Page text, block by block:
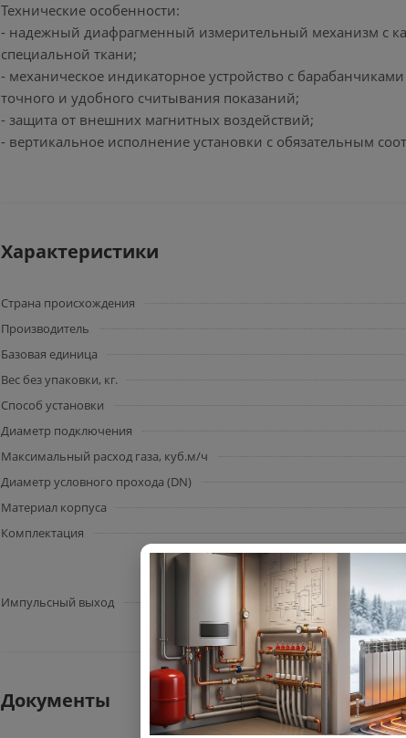
Технические особенности:
- надежный диафрагменный измерительный механизм с
специальной ткани;
- механическое индикаторное устройство с
точного и удобного считывания показаний;
- защита от внешних магнитных воздействий;
- вертикальное исполнение установки с обязательным
Характеристики
Страна происхождения
Производитель
Базовая единица
Вес без упаковки, кг.
Способ установки
Диаметр подключения
Максимальный расход газа, куб.м/ч
Диаметр условного прохода (DN)
Материал корпуса
Комплектация
Импульсный выход
Документы